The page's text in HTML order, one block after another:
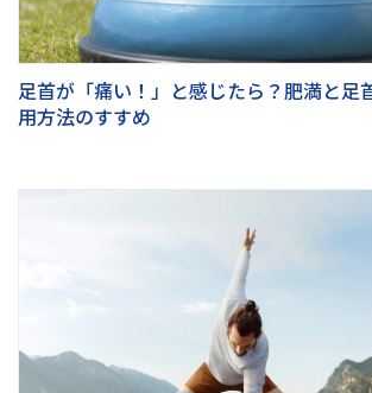
足首が「痛い！」と感じたら？肥満と足
用方法のすすめ